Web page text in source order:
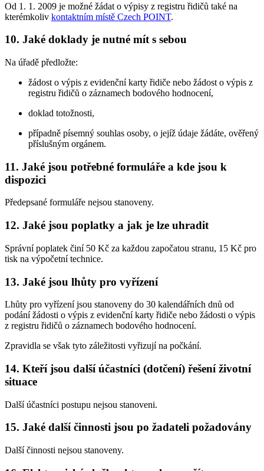
Od 1. 1. 2009 je možné žádat o výpisy z registru řidičů také na
kterémkoliv kontaktním místě Czech POINT.
10. Jaké doklady je nutné mít s sebou
Na úřadě předložte:
žádost o výpis z evidenční karty řidiče nebo žádost o výpis z
registru řidičů o záznamech bodového hodnocení,
doklad totožnosti,
případně písemný souhlas osoby, o jejíž údaje žádáte, ověřený
příslušným orgánem.
11. Jaké jsou potřebné formuláře a kde jsou k
dispozici
Předepsané formuláře nejsou stanoveny.
12. Jaké jsou poplatky a jak je lze uhradit
Správní poplatek činí 50 Kč za každou započatou stranu, 15 Kč pro
tisk na výpočetní technice.
13. Jaké jsou lhůty pro vyřízení
Lhůty pro vyřízení jsou stanoveny do 30 kalendářních dnů od
podání žádosti o výpis z evidenční karty řidiče nebo žádosti o výpis
z registru řidičů o záznamech bodového hodnocení.
Zpravidla se však tyto záležitosti vyřizují na počkání.
14. Kteří jsou další účastníci (dotčení) řešení životní
situace
Další účastníci postupu nejsou stanoveni.
15. Jaké další činnosti jsou po žadateli požadovány
Další činnosti nejsou stanoveny.